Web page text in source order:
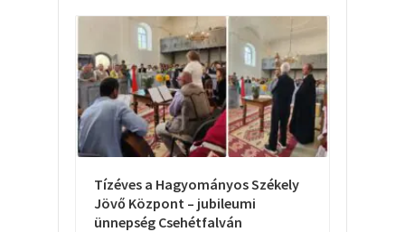
Tízéves a Hagyományos Székely
Jövő Központ – jubileumi
ünnepség Csehétfalván